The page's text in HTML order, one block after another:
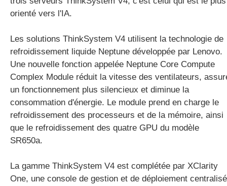
orienté vers l'IA.
Les solutions ThinkSystem V4 utilisent la technologie de
refroidissement liquide Neptune développée par Lenovo.
Une nouvelle fonction appelée Neptune Core Compute
Complex Module réduit la vitesse des ventilateurs,
un fonctionnement plus silencieux et diminue la
consommation d'énergie. Le module prend en charge le
refroidissement des processeurs et de la mémoire, ainsi
que le refroidissement des quatre GPU du modèle
SR650a.
La gamme ThinkSystem V4 est complétée par XClarity
One, une console de gestion et de déploiement